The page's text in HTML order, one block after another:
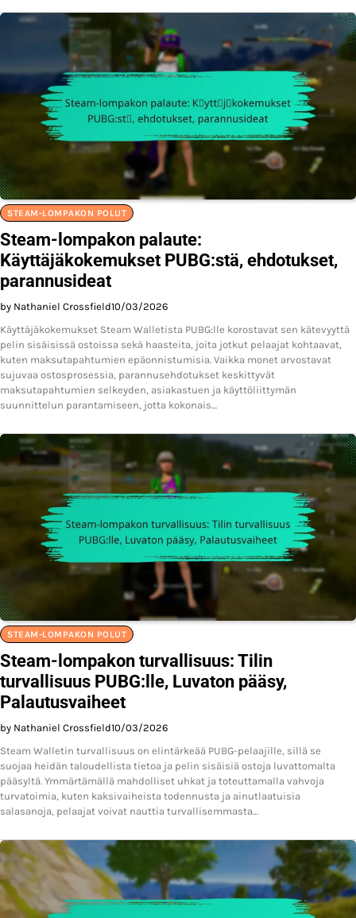
STEAM-LOMPAKON POLUT
Steam-lompakon palaute:
Käyttäjäkokemukset PUBG:stä, ehdotukset,
parannusideat
by Nathaniel Crossfield10/03/2026
Käyttäjäkokemukset Steam Walletista PUBG:lle korostavat sen kätevyyttä
pelin sisäisissä ostoissa sekä haasteita, joita jotkut pelaajat kohtaavat,
kuten maksutapahtumien epäonnistumisia. Vaikka monet arvostavat
sujuvaa ostosprosessia, parannusehdotukset keskittyvät
maksutapahtumien selkeyden, asiakastuen ja käyttöliittymän
suunnittelun parantamiseen, jotta kokonais…
STEAM-LOMPAKON POLUT
Steam-lompakon turvallisuus: Tilin
turvallisuus PUBG:lle, Luvaton pääsy,
Palautusvaiheet
by Nathaniel Crossfield10/03/2026
Steam Walletin turvallisuus on elintärkeää PUBG-pelaajille, sillä se
suojaa heidän taloudellista tietoa ja pelin sisäisiä ostoja luvattomalta
pääsyltä. Ymmärtämällä mahdolliset uhkat ja toteuttamalla vahvoja
turvatoimia, kuten kaksivaiheista todennusta ja ainutlaatuisia
salasanoja, pelaajat voivat nauttia turvallisemmasta…